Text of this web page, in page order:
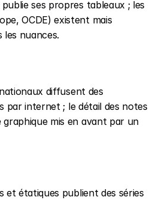
OCDE) existent mais
les nuances.
diffusent des
par internet ; le détail des notes
mis en avant par un
et étatiques publient des séries